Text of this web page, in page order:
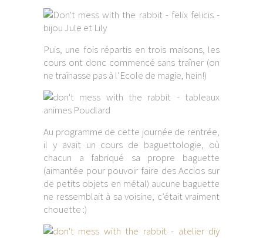
Puis, une fois répartis en trois maisons, les
cours ont donc commencé sans traîner (on
ne traînasse pas à l’Ecole de magie, hein!)
Au programme de cette journée de rentrée,
il y avait un cours de baguettologie, où
chacun a fabriqué sa propre baguette
(aimantée pour pouvoir faire des Accios sur
de petits objets en métal) aucune baguette
ne ressemblait à sa voisine, c’était vraiment
chouette :)